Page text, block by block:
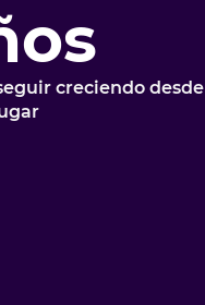
creciendo desde